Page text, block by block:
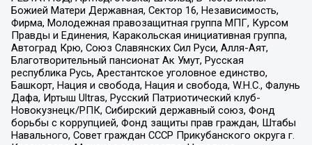
Божией Матери Державная, Сектор 16, Независимость,
Фирма, Молодежная правозащитная группа МПГ, Курсом
Правды и Единения, Каракольская инициативная группа,
Автоград Крю, Союз Славянских Сил Руси, Алля-Аят,
Благотворительный пансионат Ак Умут, Русская
республика Русь, Арестантское уголовное единство,
Башкорт, Нация и свобода, Нация и свобода, W.H.С., Фалунь
Дафа, Иртыш Ultras, Русский Патриотический клуб-
Новокузнецк/РПК, Сибирский державный союз, Фонд
борьбы с коррупцией, Фонд защиты прав граждан, Штабы
Навального, Совет граждан СССР Прикубанского округа г.